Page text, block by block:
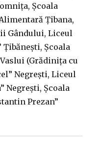
Școala
Țibana,
Gândului, Liceul
Țibănești, Școala
(Grădinița cu
Negrești, Liceul
Negrești, Școala
Prezan”